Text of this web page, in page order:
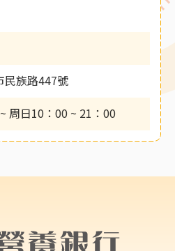
民族路447號
周日10：00 ~ 21：00